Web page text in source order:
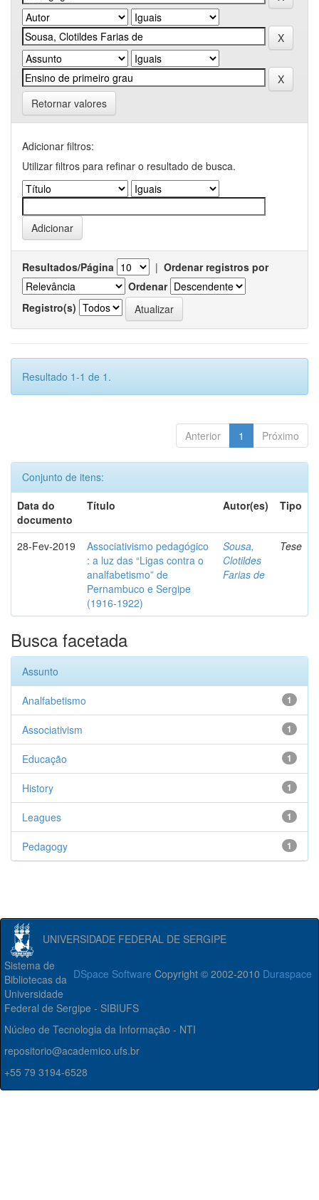
Retornar valores
Adicionar filtros:
Utilizar filtros para refinar o resultado de busca.
Resultados/Página | Ordenar registros por
Ordenar
Registro(s)
Resultado 1-1 de 1.
Anterior 1 Próximo
Conjunto de itens:
Data do
documento
Título Autor(es) Tipo
28-Fev-2019
Associativismo pedagógico
: a luz das “Ligas contra o
analfabetismo” de
Pernambuco e Sergipe
(1916-1922)
Sousa,
Clotildes
Farias de
Tese
Busca facetada
Assunto
1
Analfabetismo
1
Associativism
1
Educação
1
History
1
Leagues
1
Pedagogy
UNIVERSIDADE FEDERAL DE SERGIPE
DSpace Software Copyright © 2002-2010 Duraspace
Sistema de
Bibliotecas da
Universidade
Federal de Sergipe - SIBIUFS
Núcleo de Tecnologia da Informação - NTI
repositorio@academico.ufs.br
+55 79 3194-6528